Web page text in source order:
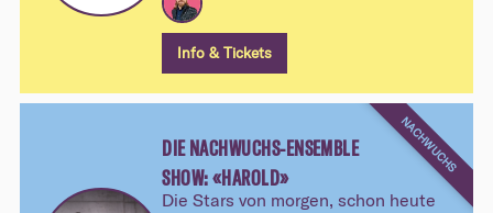
Info & Tickets
NACHWUCHS
DIE NACHWUCHS-ENSEMBLE
SHOW: «HAROLD»
Die Stars von morgen, schon heute